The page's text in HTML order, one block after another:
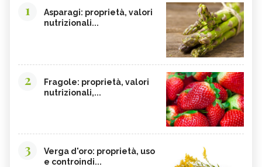
1
Asparagi: proprietà, valori
nutrizionali...
2
Fragole: proprietà, valori
nutrizionali,...
3
Verga d'oro: proprietà, uso
e controindi...